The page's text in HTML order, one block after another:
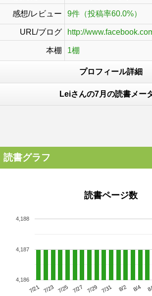
感想/レビュー 9件（投稿率60.0%）
URL/ブログ http://
本棚 1棚
プロフィール詳細
Leiさんの7月の読書メー
読書グラフ
読書ページ数
7/21 7/23 7/25 7/27 7/29 7/31 8/2 8/4
4,186
4,187
4,188